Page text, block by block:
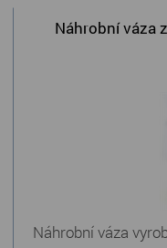
Náhrobní váza
Náhrobní váza